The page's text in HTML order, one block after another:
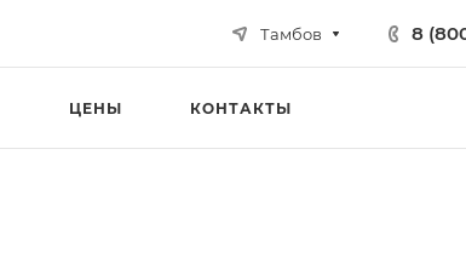
Тамбов 8
ЦЕНЫ КОНТАКТЫ